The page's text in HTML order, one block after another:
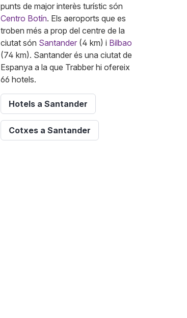
punts de major interès turístic són
Centro Botín. Els aeroports que es
troben més a prop del centre de la
ciutat són Santander (4 km) i Bilbao
(74 km). Santander és una ciutat de
Espanya a la que Trabber hi ofereix
66 hotels.
Hotels a Santander
Cotxes a Santander